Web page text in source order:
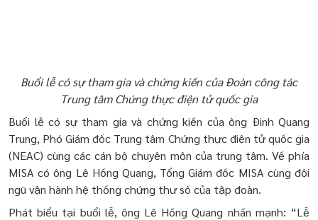
Buổi lễ có sự tham gia và chứng kiến của Đoàn công tác
Trung tâm Chứng thực điện tử quốc gia
Buổi lễ có sự tham gia và chứng kiến của ông Đinh Quang
Trung, Phó Giám đốc Trung tâm Chứng thực điện tử quốc gia
(NEAC) cùng các cán bộ chuyên môn của trung tâm. Về phía
MISA có ông Lê Hồng Quang, Tổng Giám đốc MISA cùng đội
ngũ vận hành hệ thống chứng thư số của tập đoàn.
Phát biểu tại buổi lễ, ông Lê Hồng Quang nhấn mạnh: “Lễ